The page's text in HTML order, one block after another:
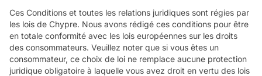
Ces Conditions et toutes les relations juridiques sont régies par
les lois de Chypre. Nous avons rédigé ces conditions pour être
en totale conformité avec les lois européennes sur les droits
des consommateurs. Veuillez noter que si vous êtes un
consommateur, ce choix de loi ne remplace aucune protection
juridique obligatoire à laquelle vous avez droit en vertu des lois